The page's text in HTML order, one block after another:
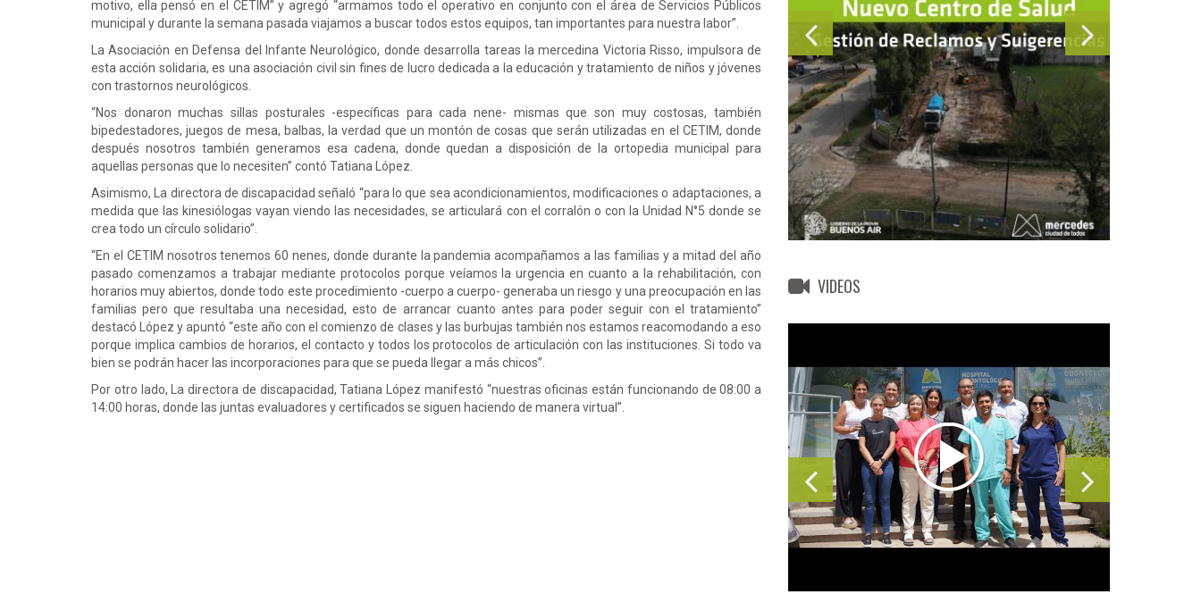
motivo, ella pensó en el CETIM” y agregó “armamos todo el operativo en conjunto con el área de Servicios Públicos
municipal y durante la semana pasada viajamos a buscar todos estos equipos, tan importantes para nuestra labor”.
La Asociación en Defensa del Infante Neurológico, donde desarrolla tareas la mercedina Victoria Risso, impulsora de
esta acción solidaria, es una asociación civil sin fines de lucro dedicada a la educación y tratamiento de niños y jóvenes
con trastornos neurológicos.
“Nos donaron muchas sillas posturales -específicas para cada nene- mismas que son muy costosas, también
bipedestadores, juegos de mesa, balbas, la verdad que un montón de cosas que serán utilizadas en el CETIM, donde
después nosotros también generamos esa cadena, donde quedan a disposición de la ortopedia municipal para
aquellas personas que lo necesiten” contó Tatiana López.
Asimismo, La directora de discapacidad señaló “para lo que sea acondicionamientos, modificaciones o adaptaciones, a
medida que las kinesiólogas vayan viendo las necesidades, se articulará con el corralón o con la Unidad N°5 donde se
crea todo un círculo solidario”.
“En el CETIM nosotros tenemos 60 nenes, donde durante la pandemia acompañamos a las familias y a mitad del año
pasado comenzamos a trabajar mediante protocolos porque veíamos la urgencia en cuanto a la rehabilitación, con
horarios muy abiertos, donde todo este procedimiento -cuerpo a cuerpo- generaba un riesgo y una preocupación en las
familias pero que resultaba una necesidad, esto de arrancar cuanto antes para poder seguir con el tratamiento”
destacó López y apuntó “este año con el comienzo de clases y las burbujas también nos estamos reacomodando a eso
porque implica cambios de horarios, el contacto y todos los protocolos de articulación con las instituciones. Si todo va
bien se podrán hacer las incorporaciones para que se pueda llegar a más chicos”.
Por otro lado, La directora de discapacidad, Tatiana López manifestó “nuestras oficinas están funcionando de 08:00 a
14:00 horas, donde las juntas evaluadores y certificados se siguen haciendo de manera virtual”.
VIDEOS